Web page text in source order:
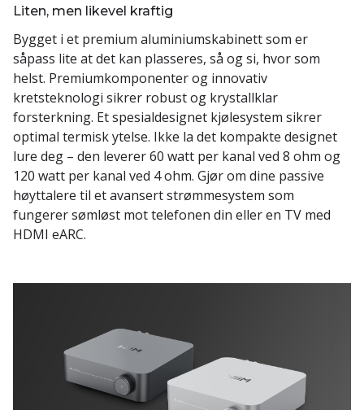
Liten, men likevel kraftig
Bygget i et premium aluminiumskabinett som er
såpass lite at det kan plasseres, så og si, hvor som
helst. Premiumkomponenter og innovativ
kretsteknologi sikrer robust og krystallklar
forsterkning. Et spesialdesignet kjølesystem sikrer
optimal termisk ytelse. Ikke la det kompakte designet
lure deg – den leverer 60 watt per kanal ved 8 ohm og
120 watt per kanal ved 4 ohm. Gjør om dine passive
høyttalere til et avansert strømmesystem som
fungerer sømløst mot telefonen din eller en TV med
HDMI eARC.